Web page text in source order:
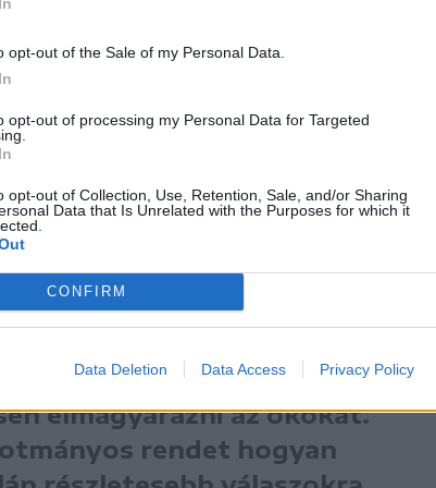
opt-out of the Sale of my Personal Data.
opt-out of processing my Personal Data for Targeted
opt-out of Collection, Use, Retention, Sale, and/or Sharing
Data that Is Unrelated with the Purposes for which it
CONFIRM
Data Deletion Data Access Privacy Policy
módszerekkel kapcsolatban –
azt mondta, hogy „a világ
és a területért felelős hatóságok
hogy a választási
más hatóságok szerint
hatóságoknak kellett volna
elmagyarázni az okokat.
rendet hogyan